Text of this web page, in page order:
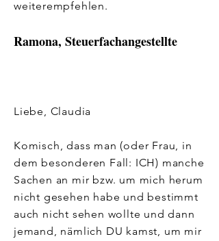
weiterempfehlen.
Ramona, Steuerfachangestellte
Liebe, Claudia
Komisch, dass man (oder Frau, in
dem besonderen Fall: ICH) manche
Sachen an mir bzw. um mich herum
nicht gesehen habe und bestimmt
auch nicht sehen wollte und dann
jemand, nämlich DU kamst, um mir